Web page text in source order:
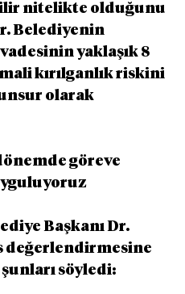
nitelikte olduğunu
Belediyenin
yaklaşık 8
mali kırılganlık riskini
olarak
göreve
Başkanı Dr.
değerlendirmesine
söyledi: